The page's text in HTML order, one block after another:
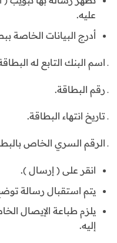
عليه.
أدرج البيانات الخاصة
ـ اسم البنك التابع له
ـ رقم البطاقة.
ـ تاريخ انتهاء البطاقة.
ـ الرقم السري الخاص
انقر على ( إرسال ).
يتم استقبال رسالة
يلزم طباعة الإيصال
إليه.